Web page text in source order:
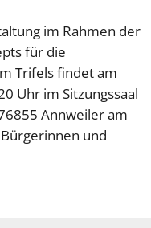
im Rahmen der
für die
Trifels findet am
Uhr im Sitzungssaal
Annweiler am
und